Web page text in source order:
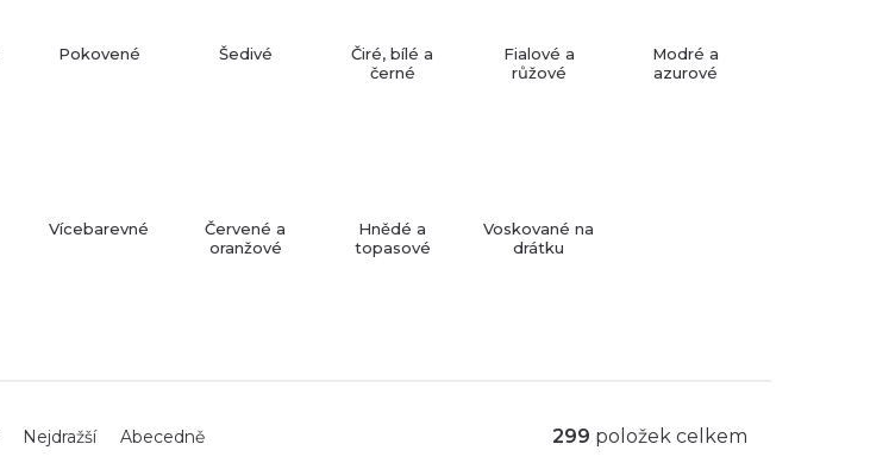
Pokovené Šedivé
Čiré, bílé a
černé
Fialové a
růžové
Modré a
azurové
Vícebarevné
Červené a
oranžové
Hnědé a
topasové
Voskované na
drátku
Nejdražší Abecedně 299 položek celkem